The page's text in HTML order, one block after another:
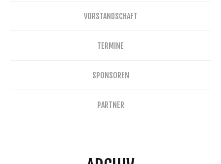
VORSTANDSCHAFT
TERMINE
SPONSOREN
PARTNER